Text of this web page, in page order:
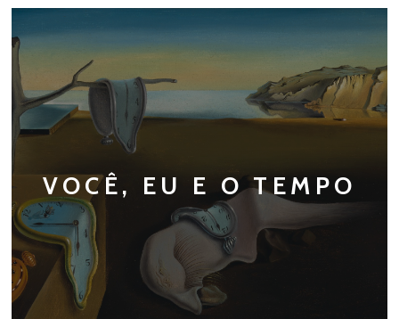
VOCÊ, EU E O TEMPO